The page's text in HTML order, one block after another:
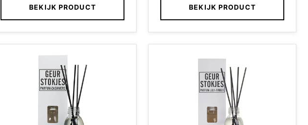
BEKIJK PRODUCT BEKIJK PRODUCT